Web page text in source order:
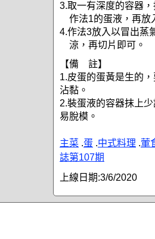
3.取一有深度的容器
作法1的蛋液，再放
4.作法3放入以冒出蒸
涼，再切片即可。
【備 註】
1.皮蛋的蛋黃是生的
沾黏。
2.裝蛋液的容器抹上
易脫模。
主菜 .蛋 .中式料理 .葷
誌第107期
上線日期:3/6/2020